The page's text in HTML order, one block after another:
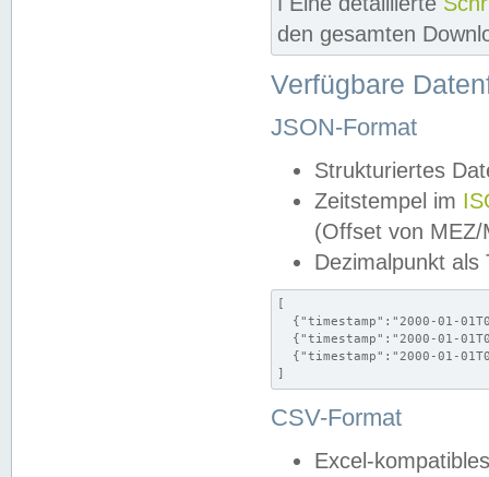
den gesamten
Verfügbare
JSON-Format
Strukturiertes
Zeitstempel im
(Offset von MEZ/
Dezimalpunkt als
[
{"timestamp":"2000-01-
{"timestamp":"2000-01-
{"timestamp":"2000-01-
]
CSV-Format
Excel-